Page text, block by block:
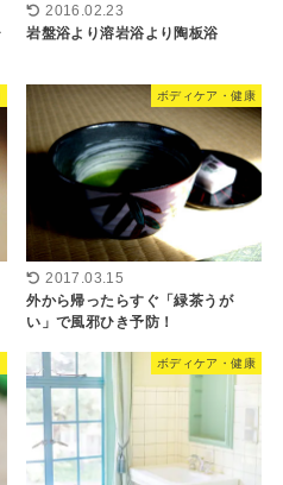
2016.02.23
岩盤浴より溶岩浴より陶板浴
ボディケア・健康
2017.03.15
外から帰ったらすぐ「緑茶うが
い」で風邪ひき予防！
ボディケア・健康